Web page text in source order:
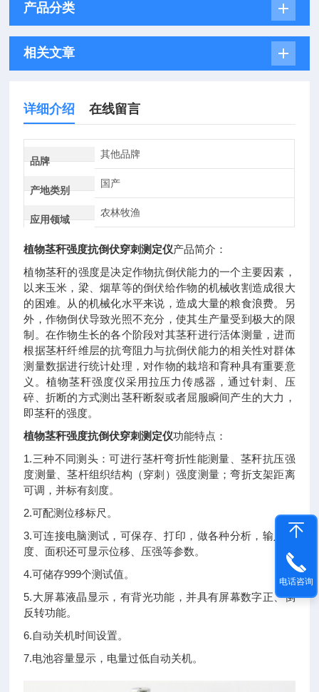
产品分类
相关文章
详细介绍 在线留言
品牌
其他品牌
产地类别
国产
应用领域
农林牧渔
植物茎秆强度抗倒伏穿刺测定仪产品简介：
植物茎秆的强度是决定作物抗倒伏能力的一个主要因素，
以来玉米，梁、烟草等的倒伏给作物的机械收割造成很大
的困难。从的机械化水平来说，造成大量的粮食浪费。另
外，作物倒伏导致光照不充分，使其生产量受到极大的限
制。在作物生长的各个阶段对其茎秆进行活体测量，进而
根据茎杆纤维层的抗弯阻力与抗倒伏能力的相关性对群体
测量数据进行统计处理，对作物的栽培和育种具有重要意
义。植物茎秆强度仪采用拉压力传感器，通过针刺、压
碎、折断的方式测出茎秆断裂或者屈服瞬间产生的大力，
即茎秆的强度。
植物茎秆强度抗倒伏穿刺测定仪功能特点：
1.三种不同测头：可进行茎杆弯折性能测量、茎秆抗压强
度测量、茎杆组织结构（穿刺）强度测量；弯折支架距离
可调，并标有刻度。
2.可配测位移标尺。
3.可连接电脑测试，可保存、打印，做各种分析，输入速
度、面积还可显示位移、压强等参数。
4.可储存999个测试值。
5.大屏幕液晶显示，有背光功能，并具有屏幕数字正、倒
反转功能。
6.自动关机时间设置。
7.电池容量显示，电量过低自动关机。
电话咨询